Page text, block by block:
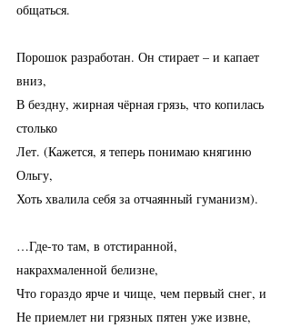
общаться.
Порошок разработан. Он стирает – и капает
вниз,
В бездну, жирная чёрная грязь, что копилась
столько
Лет. (Кажется, я теперь понимаю княгиню
Ольгу,
Хоть хвалила себя за отчаянный гуманизм).
…Где-то там, в отстиранной,
накрахмаленной белизне,
Что гораздо ярче и чище, чем первый снег, и
Не приемлет ни грязных пятен уже извне,